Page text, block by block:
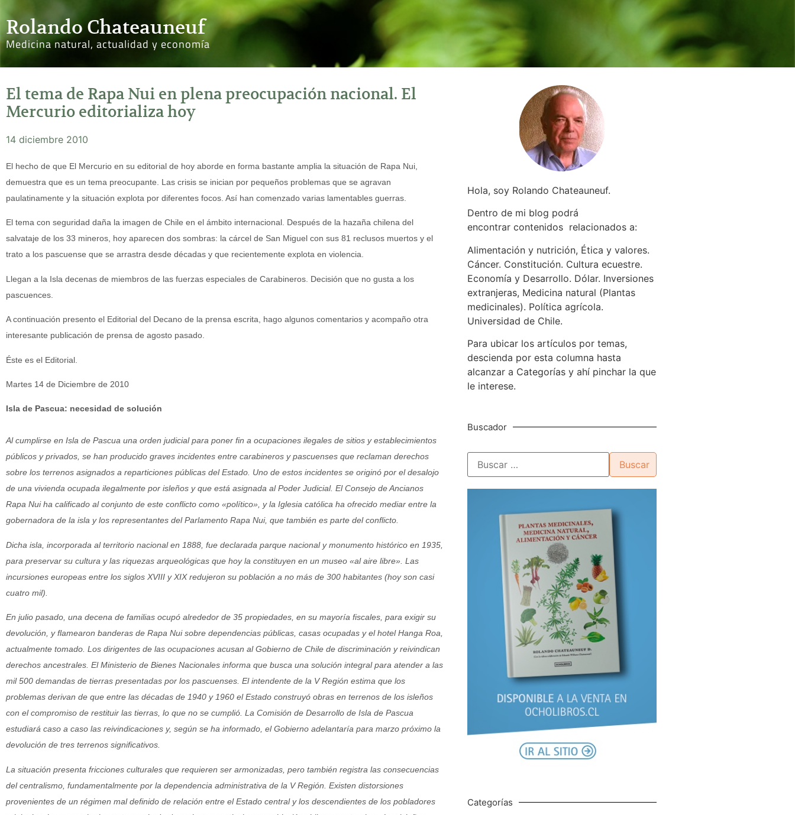
Rolando Chateauneuf
Medicina natural, actualidad y economía
El tema de Rapa Nui en plena preocupación nacional. El
Mercurio editorializa hoy
14 diciembre 2010
El hecho de que El Mercurio en su editorial de hoy aborde en forma bastante amplia la situación de Rapa Nui,
demuestra que es un tema preocupante. Las crisis se inician por pequeños problemas que se agravan
paulatinamente y la situación explota por diferentes focos. Así han comenzado varias lamentables guerras.
El tema con seguridad daña la imagen de Chile en el ámbito internacional. Después de la hazaña chilena del
salvataje de los 33 mineros, hoy aparecen dos sombras: la cárcel de San Miguel con sus 81 reclusos muertos y el
trato a los pascuense que se arrastra desde décadas y que recientemente explota en violencia.
Llegan a la Isla decenas de miembros de las fuerzas especiales de Carabineros. Decisión que no gusta a los
pascuences.
A continuación presento el Editorial del Decano de la prensa escrita, hago algunos comentarios y acompaño otra
interesante publicación de prensa de agosto pasado.
Éste es el Editorial.
Martes 14 de Diciembre de 2010
Isla de Pascua: necesidad de solución
Al cumplirse en Isla de Pascua una orden judicial para poner fin a ocupaciones ilegales de sitios y establecimientos
públicos y privados, se han producido graves incidentes entre carabineros y pascuenses que reclaman derechos
sobre los terrenos asignados a reparticiones públicas del Estado. Uno de estos incidentes se originó por el desalojo
de una vivienda ocupada ilegalmente por isleños y que está asignada al Poder Judicial. El Consejo de Ancianos
Rapa Nui ha calificado al conjunto de este conflicto como «político», y la Iglesia católica ha ofrecido mediar entre la
gobernadora de la isla y los representantes del Parlamento Rapa Nui, que también es parte del conflicto.
Dicha isla, incorporada al territorio nacional en 1888, fue declarada parque nacional y monumento histórico en 1935,
para preservar su cultura y las riquezas arqueológicas que hoy la constituyen en un museo «al aire libre». Las
incursiones europeas entre los siglos XVIII y XIX redujeron su población a no más de 300 habitantes (hoy son casi
cuatro mil).
En julio pasado, una decena de familias ocupó alrededor de 35 propiedades, en su mayoría fiscales, para exigir su
devolución, y flamearon banderas de Rapa Nui sobre dependencias públicas, casas ocupadas y el hotel Hanga Roa,
actualmente tomado. Los dirigentes de las ocupaciones acusan al Gobierno de Chile de discriminación y reivindican
derechos ancestrales. El Ministerio de Bienes Nacionales informa que busca una solución integral para atender a las
mil 500 demandas de tierras presentadas por los pascuenses. El intendente de la V Región estima que los
problemas derivan de que entre las décadas de 1940 y 1960 el Estado construyó obras en terrenos de los isleños
con el compromiso de restituir las tierras, lo que no se cumplió. La Comisión de Desarrollo de Isla de Pascua
estudiará caso a caso las reivindicaciones y, según se ha informado, el Gobierno adelantaría para marzo próximo la
devolución de tres terrenos significativos.
La situación presenta fricciones culturales que requieren ser armonizadas, pero también registra las consecuencias
del centralismo, fundamentalmente por la dependencia administrativa de la V Región. Existen distorsiones
provenientes de un régimen mal definido de relación entre el Estado central y los descendientes de los pobladores
Hola, soy Rolando Chateauneuf.
Dentro de mi blog podrá
encontrar contenidos relacionados a:
Alimentación y nutrición, Ética y valores.
Cáncer. Constitución. Cultura ecuestre.
Economía y Desarrollo. Dólar. Inversiones
extranjeras, Medicina natural (Plantas
medicinales). Política agrícola.
Universidad de Chile.
Para ubicar los artículos por temas,
descienda por esta columna hasta
alcanzar a Categorías y ahí pinchar la que
le interese.
Buscador
Categorías